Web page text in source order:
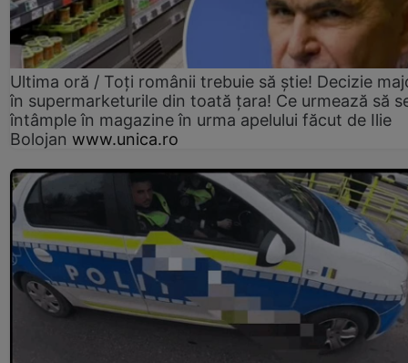
Ultima oră / Toți românii trebuie să știe! Decizie
în supermarketurile din toată țara! Ce urmează să
întâmple în magazine în urma apelului făcut de Ilie
Bolojan www.unica.ro